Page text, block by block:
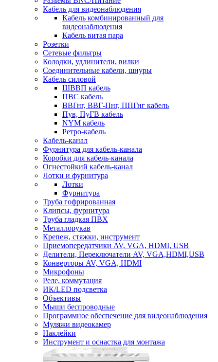
Кабель для видеонаблюдения
Кабель комбинированный для
видеонаблюдения
Кабель витая пара
Розетки
Сетевые фильтры
Колодки, удлинители, вилки
Соединительные кабели, шнуры
Кабель силовой
ШВВП кабель
ПВС кабель
ВВГнг, ВВГ-Пнг, ППГнг кабель
Пув, ПуГВ кабель
NYM кабель
Ретро-кабель
Кабель-канал
Фурнитура для кабель-канала
Коробки для кабель-канала
Огнестойкий кабель-канал
Лотки и фурнитура
Лотки
Фурнитура
Труба гофрированная
Клипсы, фурнитура
Труба гладкая ПВХ
Металлорукав
Крепеж, стяжки, инструмент
Приемопередатчики AV, VGA, HDMI, USB
Делители, Переключатели AV, VGA,HDMI,USB
Конверторы AV, VGA, HDMI
Микрофоны
Реле, коммутация
ИК/LED подсветка
Объективы
Мыши беспроводные
Программное обеспечение для видеонаблюдения
Муляжи видеокамер
Наклейки
Инструмент и оснастка для монтажа